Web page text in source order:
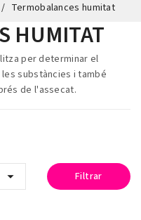
Termobalances humitat
HUMITAT
per determinar el
substàncies i també
de l'assecat.
 Filtrar